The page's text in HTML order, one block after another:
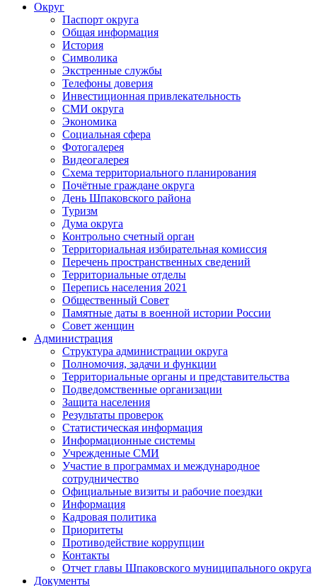
Округ
Паспорт округа
Общая информация
История
Символика
Экстренные службы
Телефоны доверия
Инвестиционная привлекательность
СМИ округа
Экономика
Социальная сфера
Фотогалерея
Видеогалерея
Схема территориального планирования
Почётные граждане округа
День Шпаковского района
Туризм
Дума округа
Контрольно счетный орган
Территориальная избирательная комиссия
Перечень пространственных сведений
Территориальные отделы
Перепись населения 2021
Общественный Совет
Памятные даты в военной истории России
Совет женщин
Администрация
Структура администрации округа
Полномочия, задачи и функции
Территориальные органы и представительства
Подведомственные организации
Защита населения
Результаты проверок
Статистическая информация
Информационные системы
Учрежденные СМИ
Участие в программах и международное
сотрудничество
Официальные визиты и рабочие поездки
Информация
Кадровая политика
Приоритеты
Противодействие коррупции
Контакты
Отчет главы Шпаковского муниципального округа
Документы